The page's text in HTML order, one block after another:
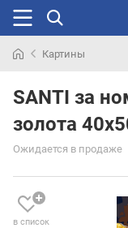
раньше
Картины
SANTI за
золота
Ожидается в продаже
в список